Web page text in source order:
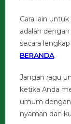
Cara lain
adalah
secara
BERANDA.
Jangan ragu
ketika Anda
umum
nyaman dan